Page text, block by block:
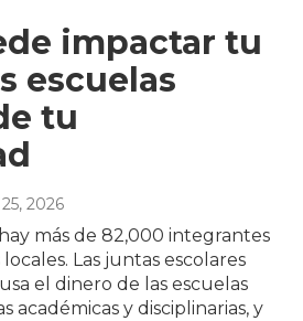
impactar tu
escuelas
tu
2026
más de 82,000 integrantes
Las juntas escolares
el dinero de las escuelas
académicas y disciplinarias, y